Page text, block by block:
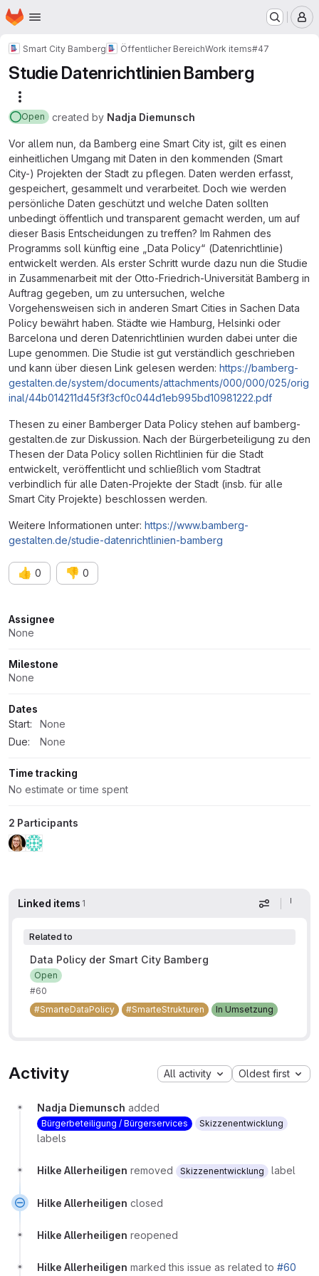
Skip to main content
Homepage
Smart City Bamberg Öffentlicher BereichWork items#47
Studie Datenrichtlinien Bamberg
Open created by Nadja Diemunsch
Vor allem nun, da Bamberg eine Smart City ist, gilt es einen
einheitlichen Umgang mit Daten in den kommenden (Smart
City-) Projekten der Stadt zu pflegen. Daten werden erfasst,
gespeichert, gesammelt und verarbeitet. Doch wie werden
persönliche Daten geschützt und welche Daten sollten
unbedingt öffentlich und transparent gemacht werden, um auf
dieser Basis Entscheidungen zu treffen? Im Rahmen des
Programms soll künftig eine „Data Policy“ (Datenrichtlinie)
entwickelt werden. Als erster Schritt wurde dazu nun die Studie
in Zusammenarbeit mit der Otto-Friedrich-Universität Bamberg in
Auftrag gegeben, um zu untersuchen, welche
Vorgehensweisen sich in anderen Smart Cities in Sachen Data
Policy bewährt haben. Städte wie Hamburg, Helsinki oder
Barcelona und deren Datenrichtlinien wurden dabei unter die
Lupe genommen. Die Studie ist gut verständlich geschrieben
und kann über diesen Link gelesen werden: https://bamberg-
gestalten.de/system/documents/attachments/000/000/025/orig
inal/44b014211d45f3f3cf0c044d1eb995bd10981222.pdf
Thesen zu einer Bamberger Data Policy stehen auf bamberg-
gestalten.de zur Diskussion. Nach der Bürgerbeteiligung zu den
Thesen der Data Policy sollen Richtlinien für die Stadt
entwickelt, veröffentlicht und schließlich vom Stadtrat
verbindlich für alle Daten-Projekte der Stadt (insb. für alle
Smart City Projekte) beschlossen werden.
Weitere Informationen unter: https://www.bamberg-
gestalten.de/studie-datenrichtlinien-bamberg
👍 0 👎 0
Attributes
Assignee
None
Milestone
None
Dates
Start:
None
Due:
None
Time tracking
No estimate or time spent
2 Participants
Linked items 1 Display
Related to
Data Policy der Smart City Bamberg
Open
#60
#SmarteDataPolicy
#SmarteStrukturen In Umsetzung
Activity All activity Oldest first
Nadja Diemunsch added
Bürgerbeteiligung / Bürgerservices Skizzenentwicklung
labels
Hilke Allerheiligen removed Skizzenentwicklung label
Hilke Allerheiligen closed
Hilke Allerheiligen reopened
Hilke Allerheiligen marked this issue as related to #60